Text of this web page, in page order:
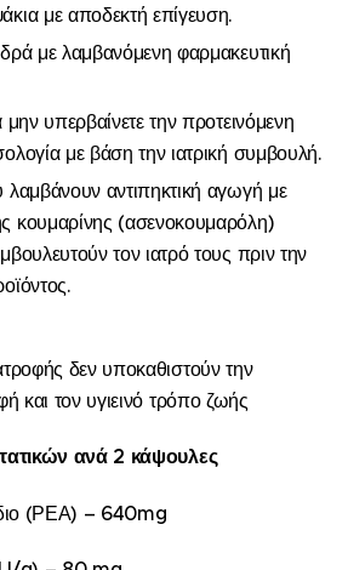
με αποδεκτή επίγευση.
με λαμβανόμενη φαρμακευτική
μην υπερβαίνετε την προτεινόμενη
με βάση την ιατρική συμβουλή.
αντιπηκτική αγωγή με
κουμαρίνης (ασενοκουμαρόλη)
τον ιατρό τους πριν την
δεν υποκαθιστούν την
και τον υγιεινό τρόπο ζωής
ανά 2 κάψουλες
(ΡΕΑ) – 640mg